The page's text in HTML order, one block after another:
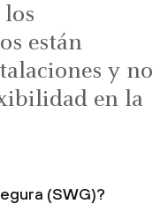
los
están
y no
en la
(SWG)?